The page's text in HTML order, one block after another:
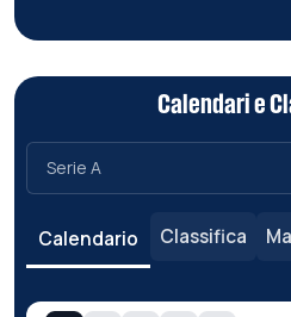
Calendari e
Calendario Classifica